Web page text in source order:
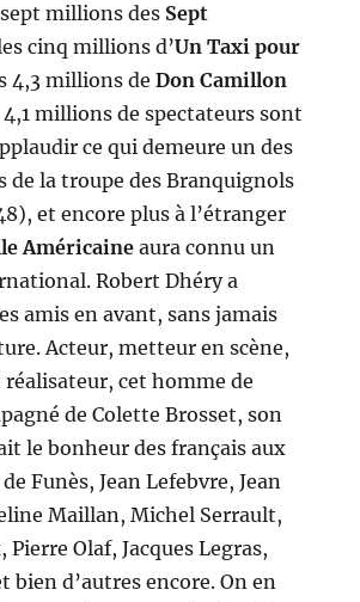
millions des Sept
cinq millions d’Un Taxi pour
4,3 millions deDon Camillon
4,1 millions de spectateurs sont
ce qui demeure un des
de la troupe des Branquignols
et encore plus à l’étranger
Américaineaura connu un
Robert Dhéry a
amis en avant, sans jamais
Acteur, metteur en scène,
cet homme de
de Colette Brosset, son
le bonheur des français aux
Funès, Jean Lefebvre, Jean
Maillan, Michel Serrault,
Olaf, Jacques Legras,
bien d’autres encore. On en